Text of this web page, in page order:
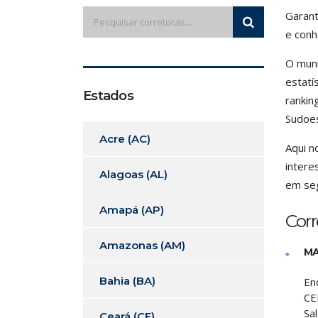
e
O
Aqui
em
Estados
Acre (AC)
Alagoas (AL)
Amapá (AP)
Amazonas (AM)
Bahia (BA)